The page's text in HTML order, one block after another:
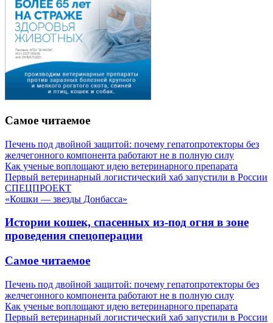
Самое читаемое
Печень под двойной защитой: почему гепатопротекторы без
желчегонного компонента работают не в полную силу
Как ученые воплощают идею ветеринарного препарата
Первый ветеринарный логистический хаб запустили в России
СПЕЦПРОЕКТ
«Кошки — звезды Донбасса»
Истории кошек, спасенных из-под огня в зоне
проведения спецоперации
Самое читаемое
Печень под двойной защитой: почему гепатопротекторы без
желчегонного компонента работают не в полную силу
Как ученые воплощают идею ветеринарного препарата
Первый ветеринарный логистический хаб запустили в России